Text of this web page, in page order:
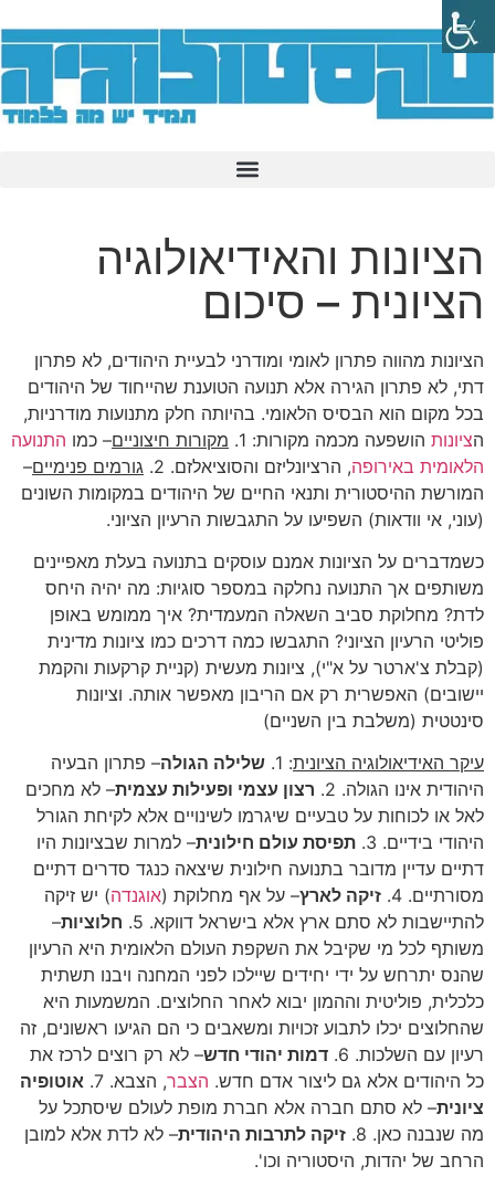
הציונות והאידיאולוגיה
הציונית – סיכום
הציונות מהווה פתרון לאומי ומודרני לבעיית היהודים, לא פתרון
דתי, לא פתרון הגירה אלא תנועה הטוענת שהייחוד של היהודים
בכל מקום הוא הבסיס הלאומי. בהיותה חלק מתנועות מודרניות,
הציונות הושפעה מכמה מקורות: 1. מקורות חיצוניים– כמו התנועה
הלאומית באירופה, הרציונליזם והסוציאלזם. 2. גורמים פנימיים–
המורשת ההיסטורית ותנאי החיים של היהודים במקומות השונים
(עוני, אי וודאות) השפיעו על התגבשות הרעיון הציוני.
כשמדברים על הציונות אמנם עוסקים בתנועה בעלת מאפיינים
משותפים אך התנועה נחלקה במספר סוגיות: מה יהיה היחס
לדת? מחלוקת סביב השאלה המעמדית? איך ממומש באופן
פוליטי הרעיון הציוני? התגבשו כמה דרכים כמו ציונות מדינית
(קבלת צ'ארטר על א"י), ציונות מעשית (קניית קרקעות והקמת
יישובים) האפשרית רק אם הריבון מאפשר אותה. וציונות
סינטטית (משלבת בין השניים)
עיקר האידיאולוגיה הציונית: 1. שלילה הגולה– פתרון הבעיה
היהודית אינו הגולה. 2.
רצון עצמי ופעילות עצמית– לא מחכים
לאל או לכוחות על טבעיים שיגרמו לשינויים אלא לקיחת הגורל
היהודי בידיים. 3.
תפיסת עולם חילונית– למרות שבציונות היו
דתיים עדיין מדובר בתנועה חילונית שיצאה כנגד סדרים דתיים
מסורתיים. 4.
זיקה לארץ– על אף מחלוקת (אוגנדה) יש זיקה
להתיישבות לא סתם ארץ אלא בישראל דווקא. 5.
חלוציות–
משותף לכל מי שקיבל את השקפת העולם הלאומית היא הרעיון
שהנס יתרחש על ידי יחידים שיילכו לפני המחנה ויבנו תשתית
כלכלית, פוליטית וההמון יבוא לאחר החלוצים. המשמעות היא
שהחלוצים יכלו לתבוע זכויות ומשאבים כי הם הגיעו ראשונים, זה
רעיון עם השלכות. 6.
דמות יהודי חדש– לא רק רוצים לרכז את
כל היהודים אלא גם ליצור אדם חדש. הצבר, הצבא. 7.
אוטופיה
ציונית– לא סתם חברה אלא חברת מופת לעולם שיסתכל על
מה שנבנה כאן. 8.
זיקה לתרבות היהודית– לא לדת אלא למובן
הרחב של יהדות, היסטוריה וכו'.